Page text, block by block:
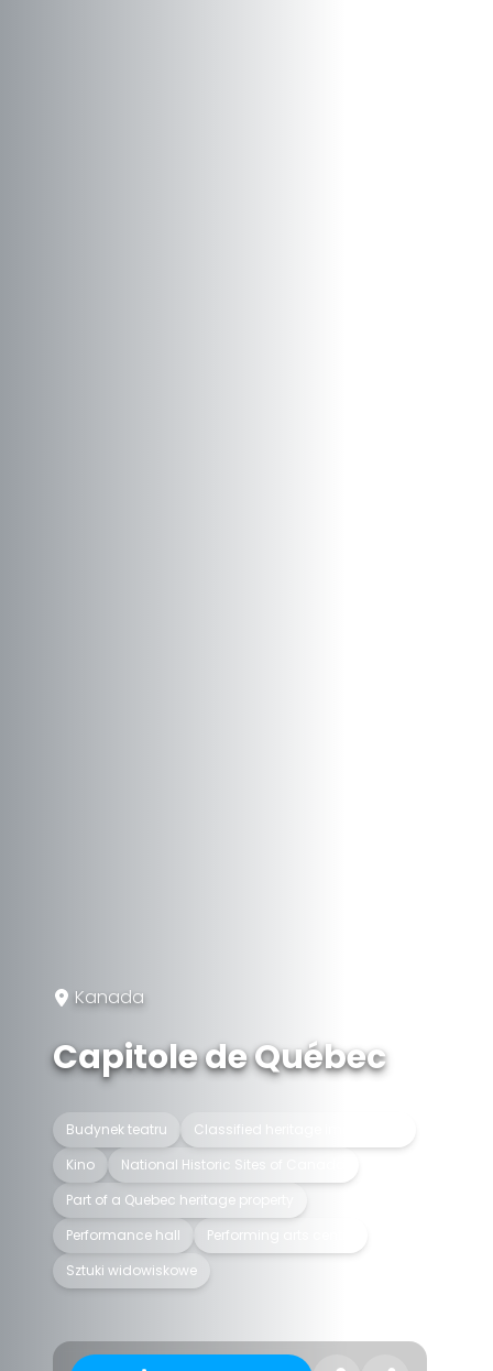
Kanada
Capitole de Québec
Budynek teatru
Classified heritage immovable
Kino
National Historic Sites of Canada
Part of a Quebec heritage property
Performance hall
Performing arts centre
Sztuki widowiskowe